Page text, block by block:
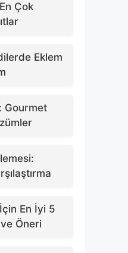
Çok
Eklem
Gourmet
En İyi 5
Öneri